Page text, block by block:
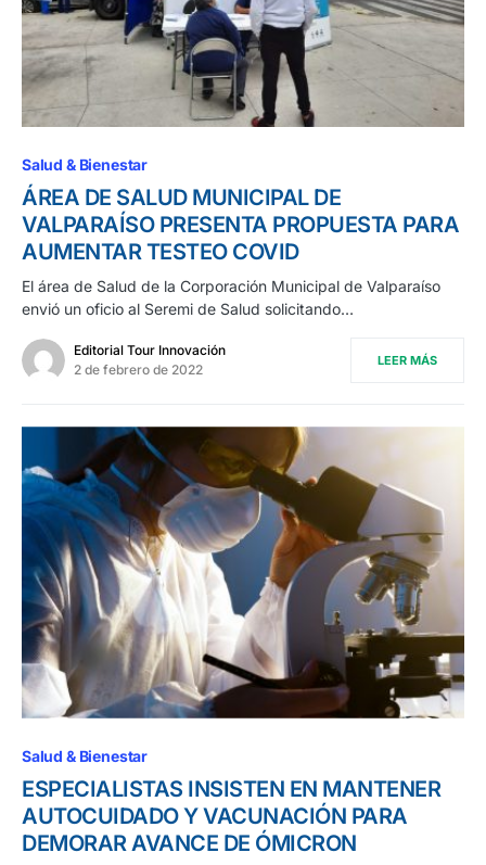
Salud & Bienestar
ÁREA DE SALUD MUNICIPAL DE
VALPARAÍSO PRESENTA PROPUESTA PARA
AUMENTAR TESTEO COVID
El área de Salud de la Corporación Municipal de Valparaíso
envió un oficio al Seremi de Salud solicitando…
Editorial Tour Innovación
2 de febrero de 2022
LEER MÁS
Salud & Bienestar
ESPECIALISTAS INSISTEN EN MANTENER
AUTOCUIDADO Y VACUNACIÓN PARA
DEMORAR AVANCE DE ÓMICRON